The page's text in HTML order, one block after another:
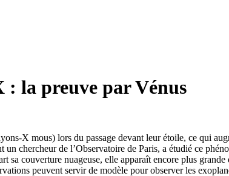
: la preuve par Vénus
X mous) lors du passage devant leur étoile, ce qui
chercheur de l’Observatoire de Paris, a étudié ce
couverture nuageuse, elle apparaît encore plus
peuvent servir de modèle pour observer les